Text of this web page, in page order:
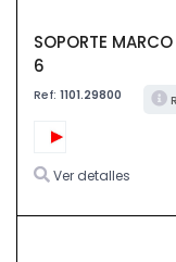
SOPORTE
6
Ref: 1101.29800
Ver detalles